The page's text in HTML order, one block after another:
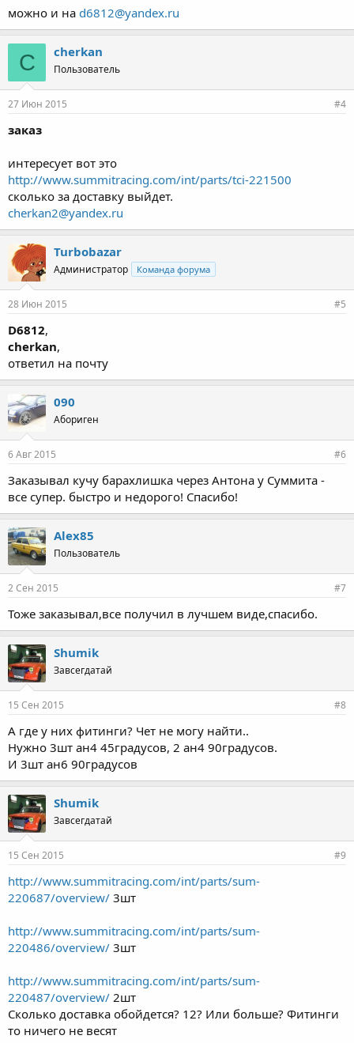
можно и на d6812@yandex.ru
C cherkan
Пользователь
27 Июн 2015 #4
заказ
интересует вот это
http://www.summitracing.com/int/parts/tci-221500
сколько за доставку выйдет.
cherkan2@yandex.ru
Turbobazar
Администратор Команда форума
28 Июн 2015 #5
D6812,
cherkan,
ответил на почту
090
Абориген
6 Авг 2015 #6
Заказывал кучу барахлишка через Антона у Суммита -
все супер. быстро и недорого! Спасибо!
Alex85
Пользователь
2 Сен 2015 #7
Тоже заказывал,все получил в лучшем виде,спасибо.
Shumik
Завсегдатай
15 Сен 2015 #8
А где у них фитинги? Чет не могу найти..
Нужно 3шт ан4 45градусов, 2 ан4 90градусов.
И 3шт ан6 90градусов
Shumik
Завсегдатай
15 Сен 2015 #9
http://www.summitracing.com/int/parts/sum-
220687/overview/ 3шт
http://www.summitracing.com/int/parts/sum-
220486/overview/ 3шт
http://www.summitracing.com/int/parts/sum-
220487/overview/ 2шт
Сколько доставка обойдется? 12? Или больше? Фитинги
то ничего не весят